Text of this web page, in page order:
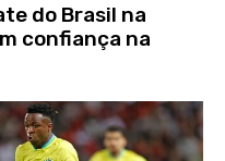
do Brasil na
confiança na